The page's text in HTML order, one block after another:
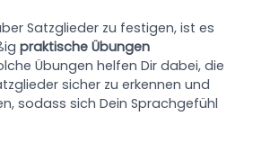
Satzglieder zu festigen, ist es
praktische Übungen
Übungen helfen Dir dabei, die
sicher zu erkennen und
sodass sich Dein Sprachgefühl